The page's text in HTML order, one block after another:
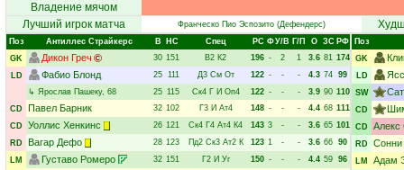
Владение мячом
Лучший игрок матча
Франческо Пио Эспозито (Дефендерс)
Поз Антиллес Страйкерс В НC Спец РC ФУ/В Г/П О ЗС РФ
GK
Дикон Греч 30 151 В2 К2 196 - 2 1 3.6 81 174
LD
Фабио Блонд 25 111 Д3 См От 122 - - - 4.3 74 99
↳ Ярослав Пашеку, 68 25 115 Ск4 Г И Оп4 122 - - - 3.9 90 110
CD Павел Барник 32 102 Г3 И Ат4 148 - - - 4.4 68 111
CD Уоллис Хенкинс 26 121 Ск4 Г4 Ат4 К4 143 3 - - 3.6 65 101
RD
Вагар Дефо 28 123 Пд2 Ск3 Ат2 К 123 1 - - 3.6 66 90
LM
Густаво Ромеро 32 151 Г2 И Уг 150 - - - 4.4 59 96
Поз
GK
LD
SW
CD
CD Алекс
RD
LM Адам